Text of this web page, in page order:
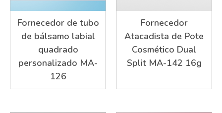
Fornecedor de tubo
de bálsamo labial
quadrado
personalizado MA-
126
Fornecedor
Atacadista de Pote
Cosmético Dual
Split MA-142 16g